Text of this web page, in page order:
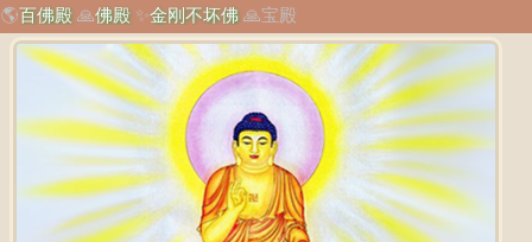
🌎百佛殿 🙏佛殿 ✨金刚不坏佛🙏宝殿